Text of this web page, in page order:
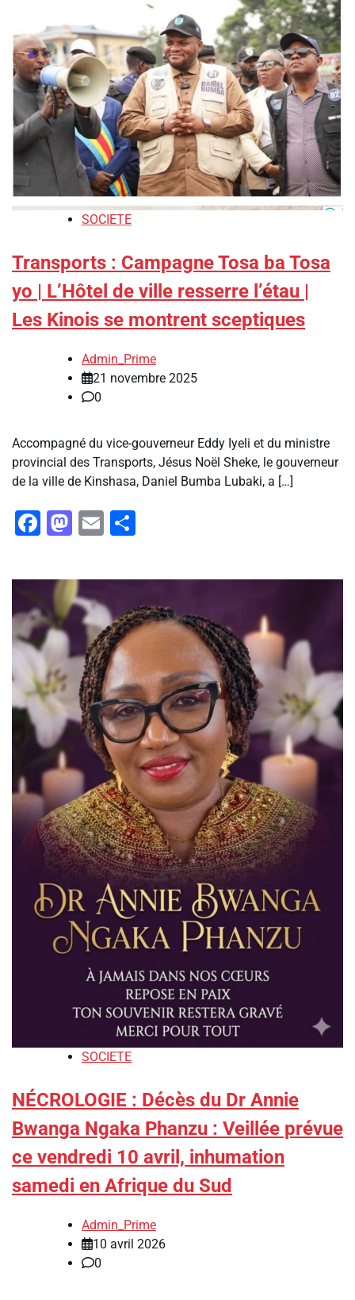
SOCIETE
Transports : Campagne Tosa ba Tosa
yo | L’Hôtel de ville resserre l’étau |
Les Kinois se montrent sceptiques
Admin_Prime
21 novembre 2025
0
Accompagné du vice-gouverneur Eddy Iyeli et du ministre
provincial des Transports, Jésus Noël Sheke, le gouverneur
de la ville de Kinshasa, Daniel Bumba Lubaki, a […]
Facebook
Mastodon
Email
SOCIETE
NÉCROLOGIE : Décès du Dr Annie
Bwangа Ngaka Phanzu : Veillée prévue
ce vendredi 10 avril, inhumation
samedi en Afrique du Sud
Admin_Prime
10 avril 2026
0